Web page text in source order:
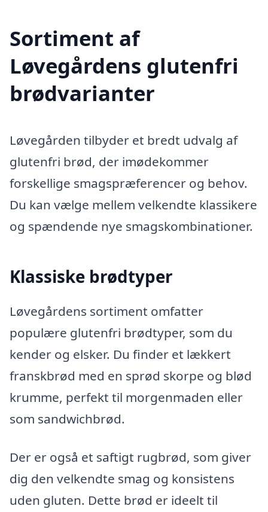
Sortiment af
Løvegårdens glutenfri
brødvarianter
Løvegården tilbyder et bredt udvalg af
glutenfri brød, der imødekommer
forskellige smagspræferencer og behov.
Du kan vælge mellem velkendte klassikere
og spændende nye smagskombinationer.
Klassiske brødtyper
Løvegårdens sortiment omfatter
populære glutenfri brødtyper, som du
kender og elsker. Du finder et lækkert
franskbrød med en sprød skorpe og blød
krumme, perfekt til morgenmaden eller
som sandwichbrød.
Der er også et saftigt rugbrød, som giver
dig den velkendte smag og konsistens
uden gluten. Dette brød er ideelt til